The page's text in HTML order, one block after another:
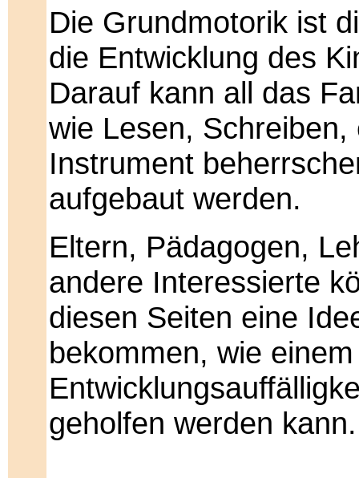
Die Grundmotorik ist
die Entwicklung des
Darauf kann all das
wie Lesen, Schreiben,
Instrument
aufgebaut werden.
Eltern, Pädagogen,
andere Interessierte
diesen Seiten eine
bekommen, wie
geholfen werden kann.